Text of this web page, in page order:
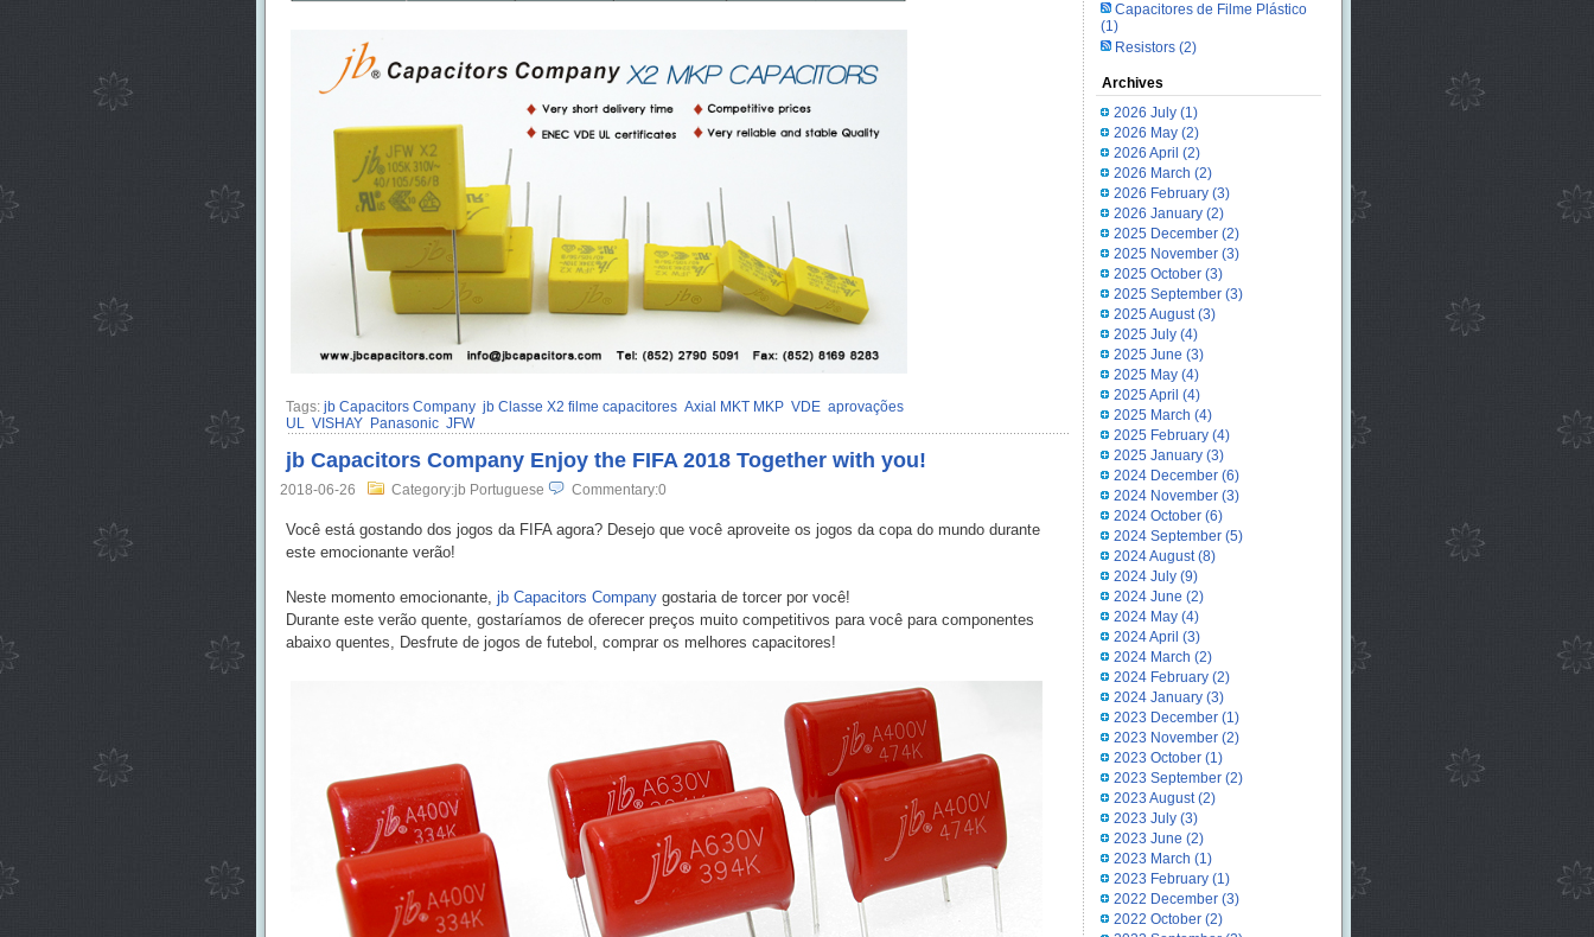
Tags: jb Capacitors Company jb Classe X2 filme capacitores Axial MKT MKP VDE aprovações
UL
VISHAY Panasonic JFW
jb Capacitors Company Enjoy the FIFA 2018 Together with you!
2018-06-26 Category:jb Portuguese Commentary:0
Você está gostando dos jogos da FIFA agora? Desejo que você aproveite os jogos da copa do mundo durante
este emocionante verão!
Neste momento emocionante, jb Capacitors Companygostaria de torcer por você!
Durante este verão quente, gostaríamos de oferecer preços muito competitivos para você para componentes
abaixo quentes, Desfrute de jogos de futebol, comprar os melhores capacitores!
Capacitores de Filme Plástico
(1)
Resistors(2)
Archives
2026 July(1)
2026 May(2)
2026 April (2)
2026 March (2)
2026 February(3)
2026 January(2)
2025 December(2)
2025 November(3)
2025 October(3)
2025 September(3)
2025 August(3)
2025 July(4)
2025 June (3)
2025 May(4)
2025 April (4)
2025 March (4)
2025 February(4)
2025 January(3)
2024 December(6)
2024 November(3)
2024 October(6)
2024 September(5)
2024 August(8)
2024 July(9)
2024 June (2)
2024 May(4)
2024 April (3)
2024 March (2)
2024 February(2)
2024 January(3)
2023 December(1)
2023 November(2)
2023 October(1)
2023 September(2)
2023 August(2)
2023 July(3)
2023 June (2)
2023 March (1)
2023 February(1)
2022 December(3)
2022 October(2)